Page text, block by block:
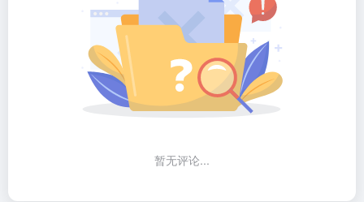
暂无评论...